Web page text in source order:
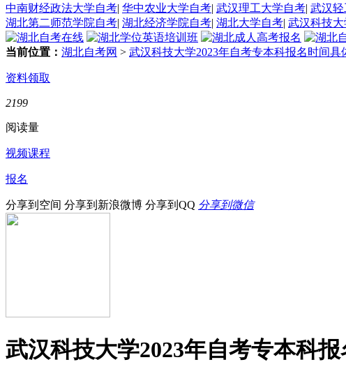
中南财经政法大学自考| 华中农业大学自考| 武汉理工大学自考| 武汉
湖北第二师范学院自考| 湖北经济学院自考| 湖北大学自考| 武汉科技
当前位置： 湖北自考网 > 武汉科技大学2023年自考专本科报名时间具
资料领取
2199
阅读量
视频课程
报名
分享到空间 分享到新浪微博 分享到QQ 分享到微信
武汉科技大学2023年自考专本科